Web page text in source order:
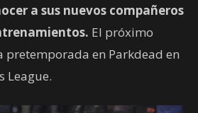
a sus nuevos compañeros
El próximo
pretemporada en Parkdead en
League.